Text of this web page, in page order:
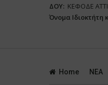
ΔΟΥ: ΚΕΦΟΔΕ
Όνομα
Home ΝΕΑ